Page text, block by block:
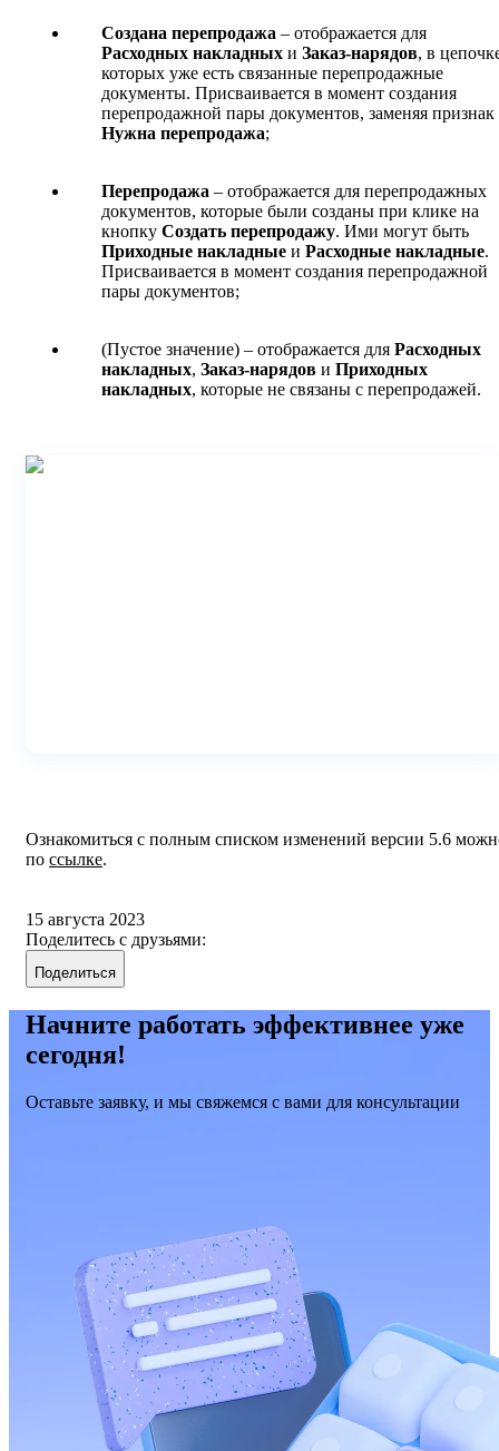
Создана перепродажа – отображается для
Расходных накладных и Заказ-нарядов, в
которых уже есть связанные перепродажные
документы. Присваивается в момент создания
перепродажной пары документов, заменяя признак
Нужна перепродажа;
Перепродажа – отображается для перепродажных
документов, которые были созданы при клике на
кнопку Создать перепродажу. Ими могут быть
Приходные накладные и Расходные накладные.
Присваивается в момент создания перепродажной
пары документов;
(Пустое значение) – отображается для Расходных
накладных, Заказ-нарядов и Приходных
накладных, которые не связаны с перепродажей.
Ознакомиться с полным списком изменений версии 5.6
по ссылке.
15 августа 2023
Поделитесь с друзьями:
Поделиться
Начните работать эффективнее уже
сегодня!
Оставьте заявку, и мы свяжемся с вами для консультации